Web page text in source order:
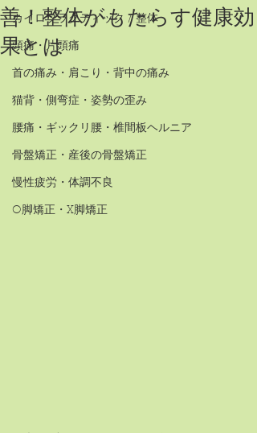
カイロプラクティック / 整体
頭痛・片頭痛
首の痛み・肩こり・背中の痛み
猫背・側弯症・姿勢の歪み
腰痛・ギックリ腰・椎間板ヘルニア
骨盤矯正・産後の骨盤矯正
慢性疲労・体調不良
O脚矯正・X脚矯正
善！整体がもたらす健康効
果とは